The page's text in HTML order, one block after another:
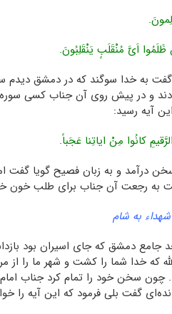
اَیَّ مُنْقَلَبٍ یَنْقَلِبُونَ.
به خدا سوگند که در دمشق دیدم
بودند و در پیش روی آن جناب کسی
آیه رسید:
کانُوا مِنْ ایاتِنا عَجَباً.
درآمد و به زبان فصیح گویا گفت
به رجعت آن جناب برای طلب خون
به شام
جامع دمشق که جای اسیران بود
که خدا شما را کشت و شهر ما را از
چون سخن خود را تمام کرد جناب
گفت بلی فرمود که این آیه را